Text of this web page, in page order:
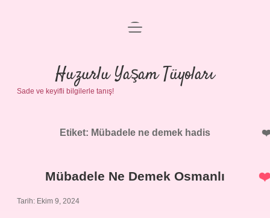
Anasayfa
Gizlilik Politikası
Yasal Uyarı
menüyü
Huzurlu Yaşam Tüyoları
Sade ve keyifli bilgilerle tanış!
Etiket: Mübadele ne demek hadis
Mübadele Ne Demek Osmanlı
Tarih: Ekim 9, 2024